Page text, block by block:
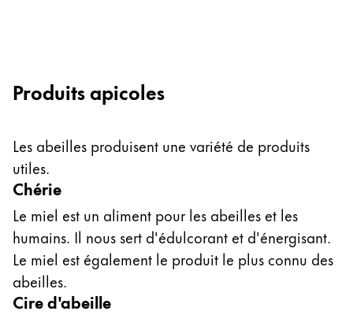
Produits apicoles
Les abeilles produisent une variété de produits
utiles.
Chérie
Le miel est un aliment pour les abeilles et les
humains. Il nous sert d'édulcorant et d'énergisant.
Le miel est également le produit le plus connu des
abeilles.
Cire d'abeille